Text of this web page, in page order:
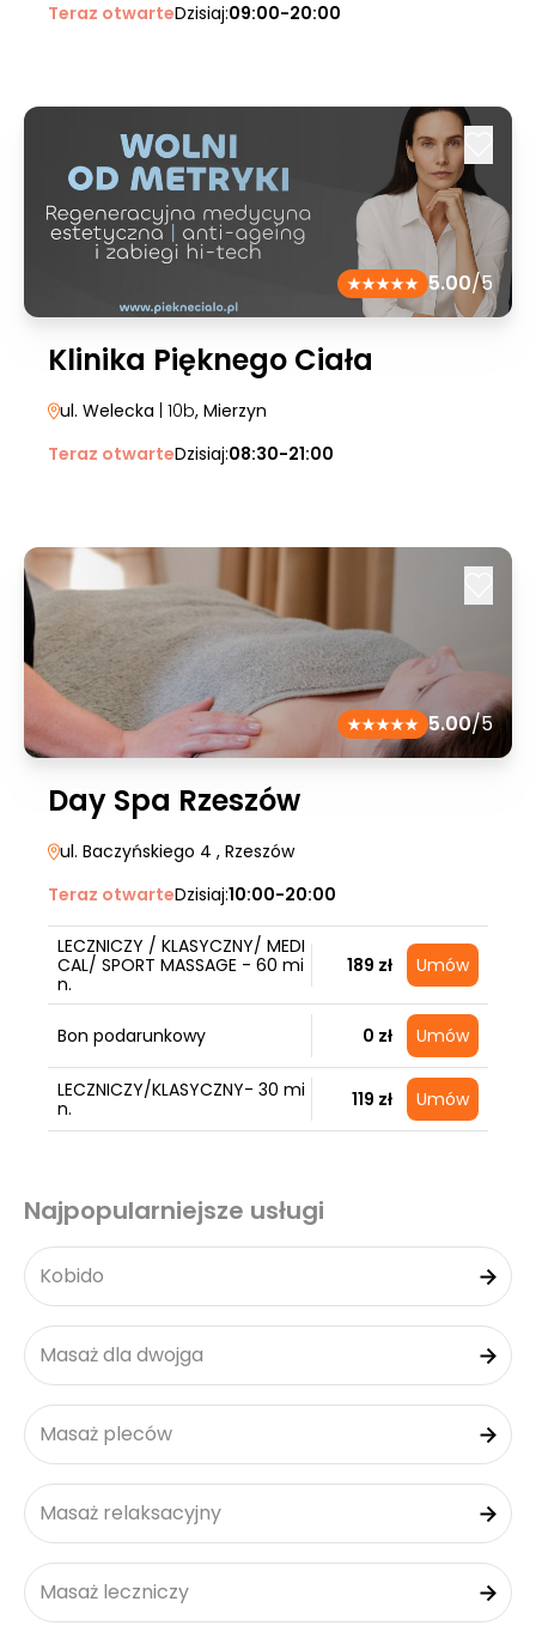
Teraz otwarteDzisiaj:09:00-20:00
5.00/5
Klinika Pięknego Ciała
ul. Welecka | 10b, Mierzyn
Teraz otwarteDzisiaj:08:30-21:00
5.00/5
Day Spa Rzeszów
ul. Baczyńskiego 4 , Rzeszów
Teraz otwarteDzisiaj:10:00-20:00
LECZNICZY / KLASYCZNY/ MEDI
CAL/ SPORT MASSAGE - 60 mi
n.
189 zł Umów
Bon podarunkowy 0 zł Umów
LECZNICZY/KLASYCZNY- 30 mi
n.
119 zł Umów
Najpopularniejsze usługi
Kobido
Masaż dla dwojga
Masaż pleców
Masaż relaksacyjny
Masaż leczniczy